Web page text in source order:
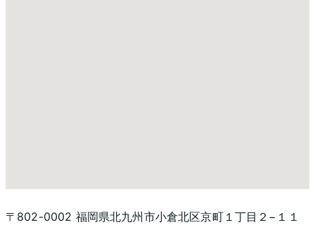
〒802-0002 福岡県北九州市小倉北区京町１丁目２−１１